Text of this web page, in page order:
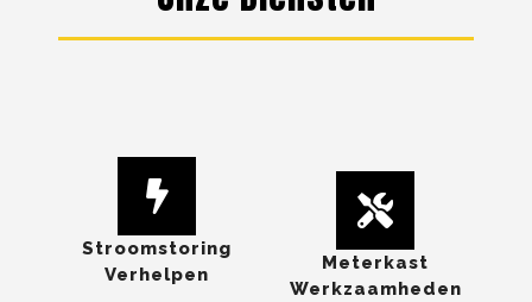
Stroomstoring
Verhelpen
Meterkast
Werkzaamheden